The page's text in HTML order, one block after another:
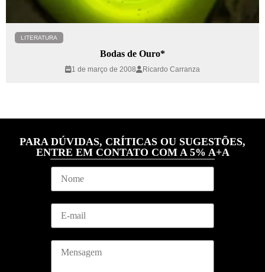
LITERATURA
Bodas de Ouro*
1 de março de 2008 Ricardo Carranza
PARA DÚVIDAS, CRÍTICAS OU SUGESTÕES,
ENTRE EM CONTATO COM A 5% A+A
M
s
a
m
E
N
m
*E
a
lM